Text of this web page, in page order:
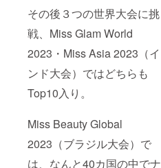
その後３つの世界大会に挑
戦、Miss Glam World
2023・Miss Asia 2023（イ
ンド大会）ではどちらも
Top10入り。
Miss Beauty Global
2023（ブラジル大会）で
は、なんと40カ国の中でナ